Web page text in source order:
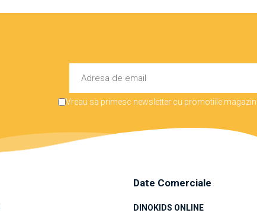
Vreau sa primesc newsletter cu promotiile
Date Comerciale
DINOKIDS ONLINE